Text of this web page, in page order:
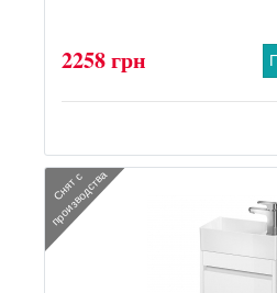
2258 грн
С
н
я
т
с
п
р
о
и
з
в
о
д
с
т
в
а